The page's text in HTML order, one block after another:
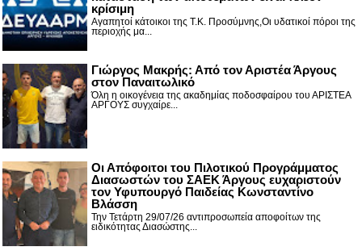
κρίσιμη
Αγαπητοί κάτοικοι της Τ.Κ. Προσύμνης,Οι υδατικοί πόροι της
περιοχής μα...
Γιώργος Μακρής: Από τον Αριστέα Άργους
στον Παναιτωλικό
Όλη η οικογένεια της ακαδημίας ποδοσφαίρου του ΑΡΙΣΤΕΑ
ΑΡΓΟΥΣ συγχαίρε...
Οι Απόφοιτοι του Πιλοτικού Προγράμματος
Διασωστών του ΣΑΕΚ Άργους ευχαριστούν
τον Υφυπουργό Παιδείας Κωνσταντίνο
Βλάσση
Την Τετάρτη 29/07/26 αντιπροσωπεία αποφοίτων της
ειδικότητας Διασώστης...